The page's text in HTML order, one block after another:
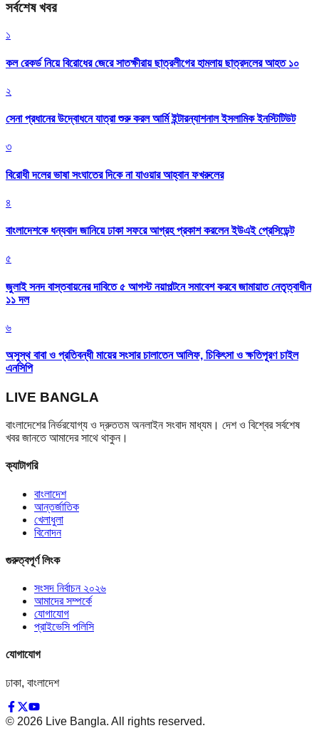
সর্বশেষ খবর
১
কল রেকর্ড নিয়ে বিরোধের জেরে সাতক্ষীরায় ছাত্রলীগের হামলায় ছাত্রদলের আহত ১০
২
সেনা প্রধানের উদ্বোধনে যাত্রা শুরু করল আর্মি ইন্টারন্যাশনাল ইসলামিক ইনস্টিটিউট
৩
বিরোধী দলের ভাষা সংঘাতের দিকে না যাওয়ার আহ্বান ফখরুলের
৪
বাংলাদেশকে ধন্যবাদ জানিয়ে ঢাকা সফরে আগ্রহ প্রকাশ করলেন ইউএই প্রেসিডেন্ট
৫
জুলাই সনদ বাস্তবায়নের দাবিতে ৫ আগস্ট নয়াপল্টনে সমাবেশ করবে জামায়াত নেতৃত্বাধীন
১১ দল
৬
অসুস্থ বাবা ও প্রতিবন্ধী মায়ের সংসার চালাতেন আলিফ, চিকিৎসা ও ক্ষতিপূরণ চাইল
এনসিপি
LIVE BANGLA
বাংলাদেশের নির্ভরযোগ্য ও দ্রুততম অনলাইন সংবাদ মাধ্যম। দেশ ও বিশ্বের সর্বশেষ
খবর জানতে আমাদের সাথে থাকুন।
ক্যাটাগরি
বাংলাদেশ
আন্তর্জাতিক
খেলাধুলা
বিনোদন
গুরুত্বপূর্ণ লিংক
সংসদ নির্বাচন ২০২৬
আমাদের সম্পর্কে
যোগাযোগ
প্রাইভেসি পলিসি
যোগাযোগ
ঢাকা, বাংলাদেশ
© 2026 Live Bangla. All rights reserved.